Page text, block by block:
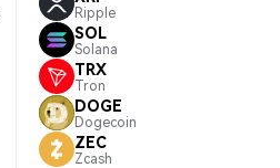
Ripple
SOL
Solana
TRX
Tron
DOGE
Dogecoin
ZEC
Zcash